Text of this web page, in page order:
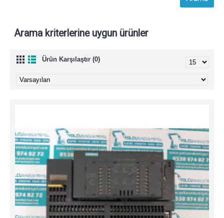
Arama kriterlerine uygun ürünler
Ürün Karşılaştır (0)